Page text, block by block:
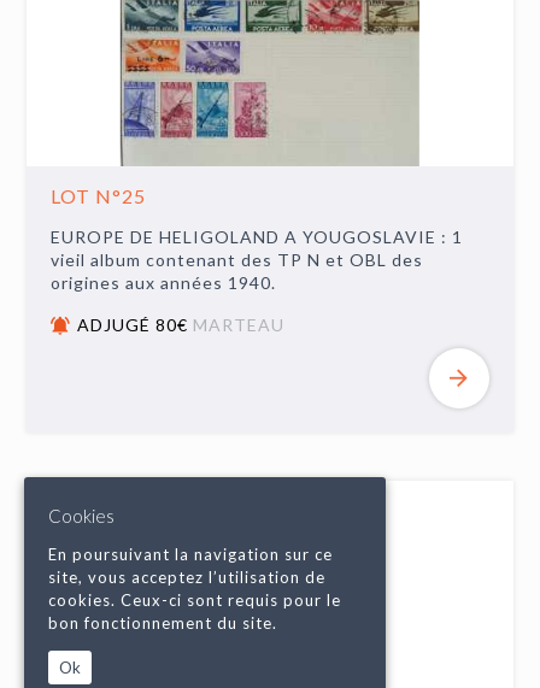
LOT N°25
EUROPE DE HELIGOLAND A YOUGOSLAVIE : 1
vieil album contenant des TP N et OBL des
origines aux années 1940.
ADJUGÉ 80€ MARTEAU
Cookies
En poursuivant la navigation sur ce
site, vous acceptez l’utilisation de
cookies. Ceux-ci sont requis pour le
bon fonctionnement du site.
Ok